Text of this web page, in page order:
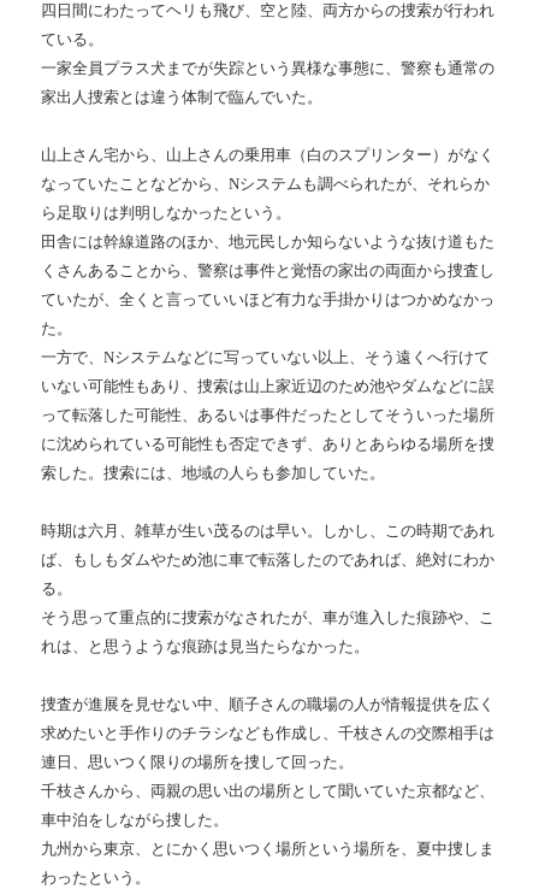
四日間にわたってヘリも飛び、空と陸、両方からの捜索が行われ
ている。
一家全員プラス犬までが失踪という異様な事態に、警察も通常の
家出人捜索とは違う体制で臨んでいた。
山上さん宅から、山上さんの乗用車（白のスプリンター）がなく
なっていたことなどから、Nシステムも調べられたが、それらか
ら足取りは判明しなかったという。
田舎には幹線道路のほか、地元民しか知らないような抜け道もた
くさんあることから、警察は事件と覚悟の家出の両面から捜査し
ていたが、全くと言っていいほど有力な手掛かりはつかめなかっ
た。
一方で、Nシステムなどに写っていない以上、そう遠くへ行けて
いない可能性もあり、捜索は山上家近辺のため池やダムなどに誤
って転落した可能性、あるいは事件だったとしてそういった場所
に沈められている可能性も否定できず、ありとあらゆる場所を捜
索した。捜索には、地域の人らも参加していた。
時期は六月、雑草が生い茂るのは早い。しかし、この時期であれ
ば、もしもダムやため池に車で転落したのであれば、絶対にわか
る。
そう思って重点的に捜索がなされたが、車が進入した痕跡や、こ
れは、と思うような痕跡は見当たらなかった。
捜査が進展を見せない中、順子さんの職場の人が情報提供を広く
求めたいと手作りのチラシなども作成し、千枝さんの交際相手は
連日、思いつく限りの場所を捜して回った。
千枝さんから、両親の思い出の場所として聞いていた京都など、
車中泊をしながら捜した。
九州から東京、とにかく思いつく場所という場所を、夏中捜しま
わったという。